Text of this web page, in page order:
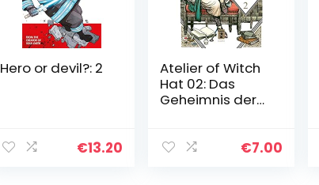
Hero or devil?: 2
€13.20
Atelier of Witch
Hat 02: Das
Geheimnis der
€7.00